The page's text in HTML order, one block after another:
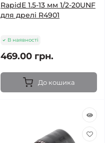
RapidE 1.5-13 мм 1/2-20UNF
для дрелі R4901
В наявності
469.00 грн.
До кошика